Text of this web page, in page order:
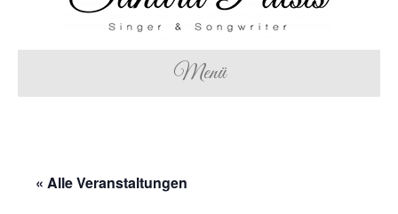
Menü
« Alle Veranstaltungen